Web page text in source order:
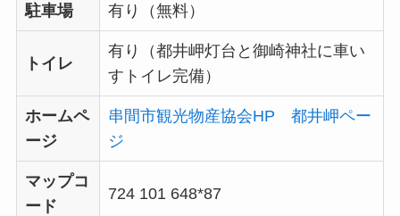
駐車場 有り（無料）
トイレ
有り（都井岬灯台と御崎神社に車い
すトイレ完備）
ホームペ
ージ
串間市観光物産協会HP 都井岬ペー
ジ
マップコ
ード
724 101 648*87